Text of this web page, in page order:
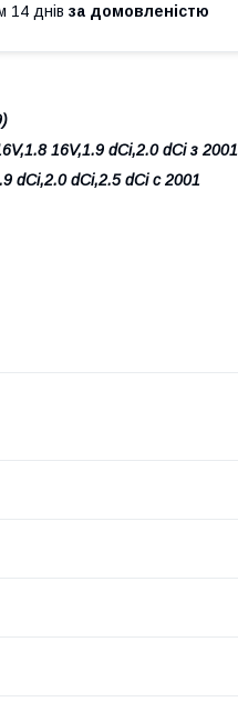
14 днів за домовленістю
16V,1.9 dCi,2.0 dCi з 2001
dCi,2.5 dCi c 2001